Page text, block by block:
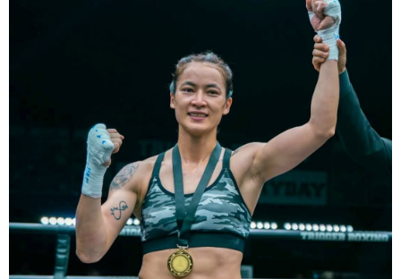
Dù chỉ thi đấu một trận trong năm 2025, nhưng đó lại là một trong
những màn trình diễn ấn tượng nhất trong sự nghiệp lẫy lừng với
thành tích 25 thắng - 1 thua (6 KO) của Taylor. Cô đã đánh bại đối
thủ lâu năm Amanda Serrano bằng chiến thắng tính điểm đồng
thuận trong trận thứ ba — và có thể là cuối cùng — của cặp đấu này
tại Madison Square Garden vào tháng 7.
Chiến thắng này nối tiếp hai trận thắng gây nhiều tranh cãi trước
Serrano vào các năm 2022 và 2024. Tuy nhiên lần này, không còn
bất kỳ nghi ngờ nào khi Taylor hoàn toàn vượt trội trong suốt 10
Sẽ còn thêm nhiều thông tin sắp được cập nhật